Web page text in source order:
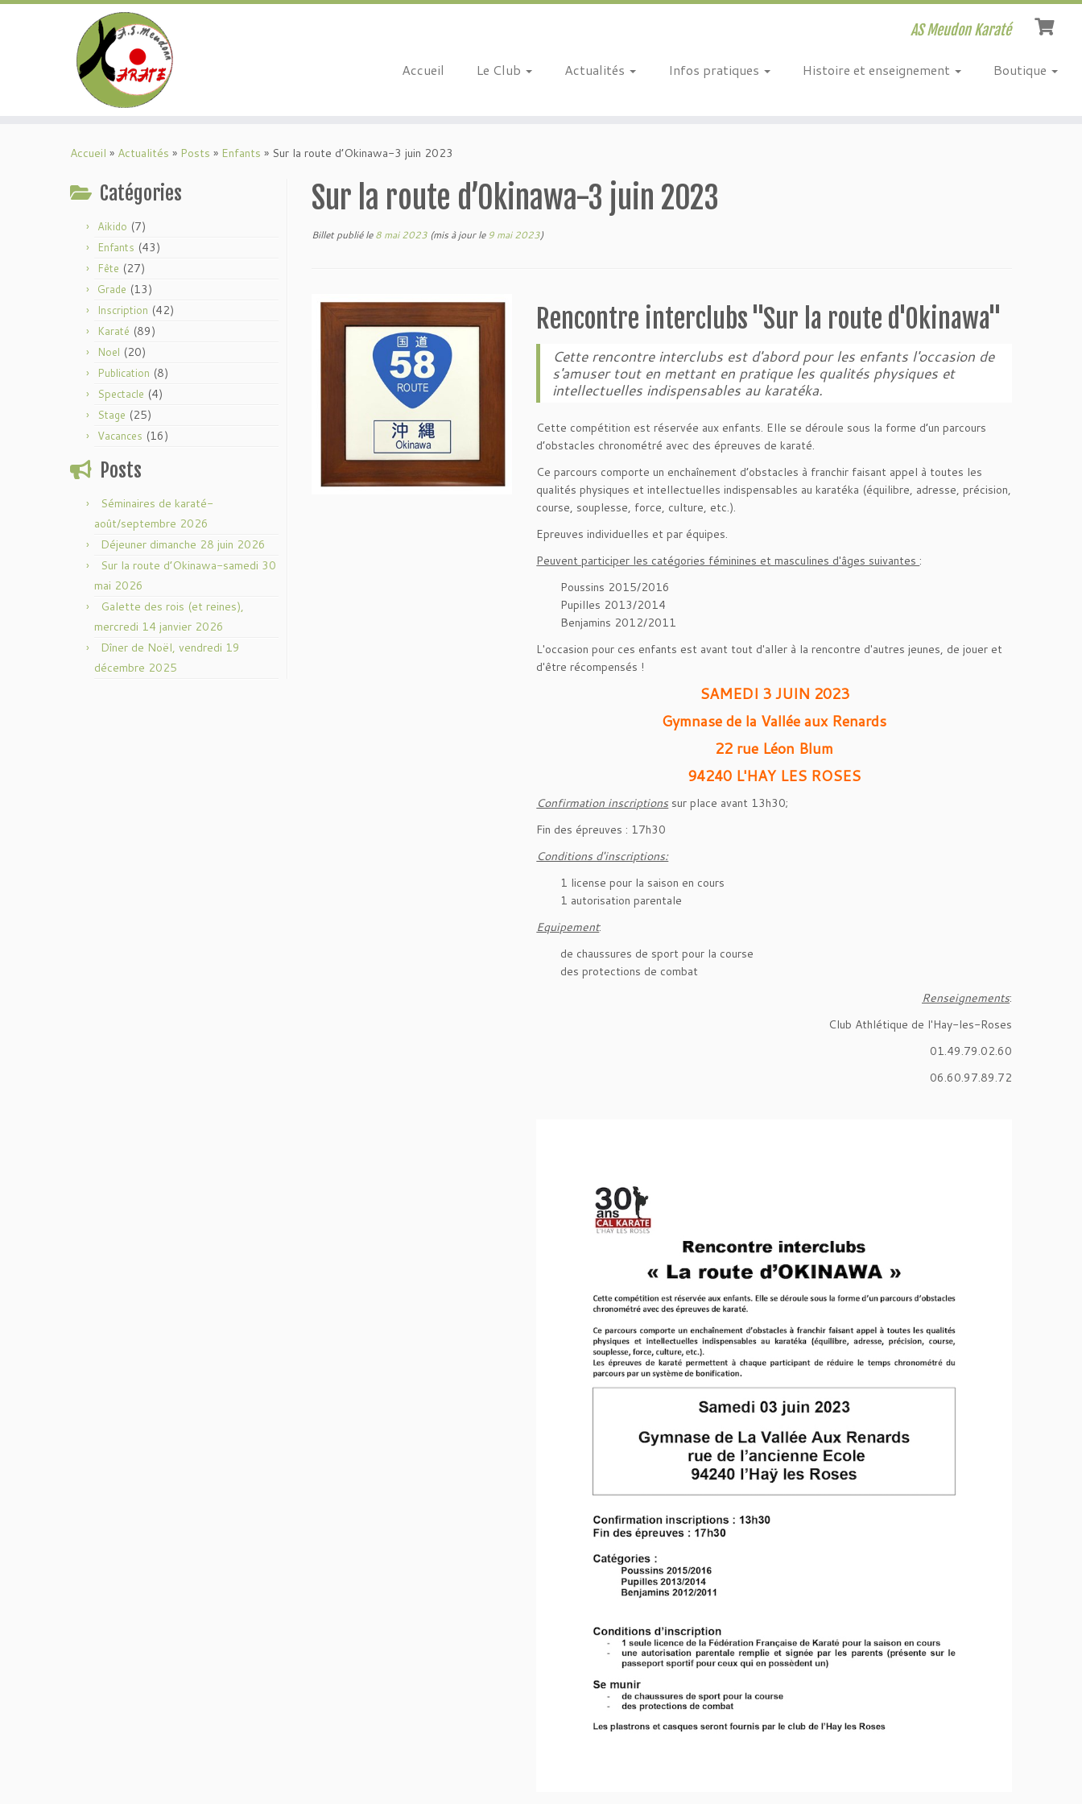
AS Meudon Karaté
Accueil Le Club Actualités Infos pratiques Histoire et enseignement Boutique
Accueil » Actualités » Posts » Enfants » Sur la route d’Okinawa-3 juin 2023
Catégories
Aikido (7)
Enfants (43)
Fête (27)
Grade (13)
Inscription (42)
Karaté (89)
Noel (20)
Publication (8)
Spectacle (4)
Stage (25)
Vacances (16)
Posts
Séminaires de karaté-
août/septembre 2026
Déjeuner dimanche 28 juin 2026
Sur la route d’Okinawa-samedi 30
mai 2026
Galette des rois (et reines),
mercredi 14 janvier 2026
Dîner de Noël, vendredi 19
décembre 2025
Sur la route d’Okinawa-3 juin 2023
Billet publié le8 mai 2023 (mis à jour le9 mai 2023)
Rencontre interclubs "Sur la route d'Okinawa"
Cette rencontre interclubs est d'abord pour les enfants l'occasion de
s'amuser tout en mettant en pratique les qualités physiques et
intellectuelles indispensables au karatéka.
Cette compétition est réservée aux enfants. Elle se déroule sous la forme d’un parcours
d’obstacles chronométré avec des épreuves de karaté.
Ce parcours comporte un enchaînement d’obstacles à franchir faisant appel à toutes les
qualités physiques et intellectuelles indispensables au karatéka (équilibre, adresse, précision,
course, souplesse, force, culture, etc.).
Epreuves individuelles et par équipes.
Peuvent participer les catégories féminines et masculines d'âges suivantes :
Poussins 2015/2016
Pupilles 2013/2014
Benjamins 2012/2011
L'occasion pour ces enfants est avant tout d'aller à la rencontre d'autres jeunes, de jouer et
d'être récompensés !
SAMEDI 3 JUIN 2023
Gymnase de la Vallée aux Renards
22 rue Léon Blum
94240 L'HAY LES ROSES
Confirmation inscriptionssur place avant 13h30;
Fin des épreuves : 17h30
Conditions d'inscriptions:
1 license pour la saison en cours
1 autorisation parentale
Equipement:
de chaussures de sport pour la course
des protections de combat
Renseignements:
Club Athlétique de l'Hay-les-Roses
01.49.79.02.60
06.60.97.89.72